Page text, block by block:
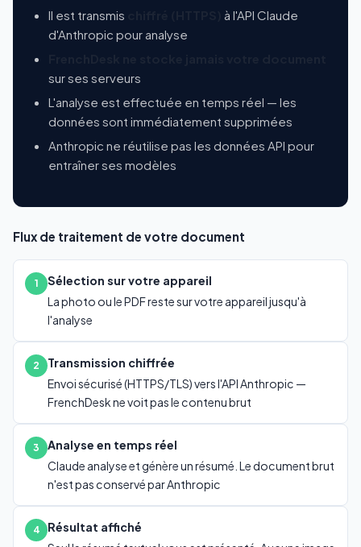
Il est transmis
à l'API Claude
d'Anthropic pour analyse
sur ses serveurs
L'analyse est effectuée en temps réel — les
données sont immédiatement supprimées
Anthropic ne réutilise pas les données API pour
entraîner ses modèles
Flux de traitement de votre document
1
Sélection sur votre appareil
La photo ou le PDF reste sur votre appareil jusqu'à
l'analyse
2
Transmission chiffrée
Envoi sécurisé (HTTPS/TLS) vers l'API Anthropic —
FrenchDesk ne voit pas le contenu brut
3
Analyse en temps réel
Claude analyse et génère un résumé. Le document brut
n'est pas conservé par Anthropic
4
Résultat affiché